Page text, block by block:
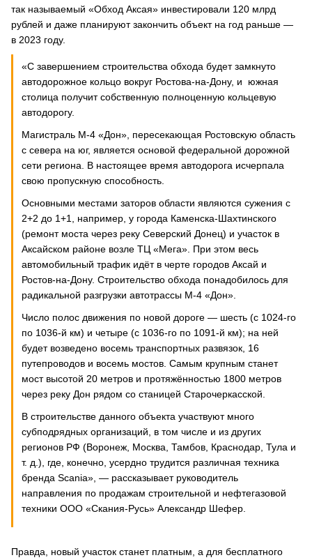
так называемый «Обход Аксая» инвестировали 120 млрд
рублей и даже планируют закончить объект на год раньше —
в 2023 году.
«С завершением строительства обхода будет замкнуто
автодорожное кольцо вокруг Ростова-на-Дону, и южная
столица получит собственную полноценную кольцевую
автодорогу.
Магистраль М-4 «Дон», пересекающая Ростовскую область
с севера на юг, является основой федеральной дорожной
сети региона. В настоящее время автодорога исчерпала
свою пропускную способность.
Основными местами заторов области являются сужения с
2+2 до 1+1, например, у города Каменска-Шахтинского
(ремонт моста через реку Северский Донец) и участок в
Аксайском районе возле ТЦ «Мега». При этом весь
автомобильный трафик идёт в черте городов Аксай и
Ростов-на-Дону. Строительство обхода понадобилось для
радикальной разгрузки автотрассы М-4 «Дон».
Число полос движения по новой дороге — шесть (с 1024-го
по 1036-й км) и четыре (с 1036-го по 1091-й км); на ней
будет возведено восемь транспортных развязок, 16
путепроводов и восемь мостов. Самым крупным станет
мост высотой 20 метров и протяжённостью 1800 метров
через реку Дон рядом со станицей Старочеркасской.
В строительстве данного объекта участвуют много
субподрядных организаций, в том числе и из других
регионов РФ (Воронеж, Москва, Тамбов, Краснодар, Тула и
т. д.), где, конечно, усердно трудится различная техника
бренда Scania», — рассказывает руководитель
направления по продажам строительной и нефтегазовой
техники ООО «Скания-Русь» Александр Шефер.
Правда, новый участок станет платным, а для бесплатного